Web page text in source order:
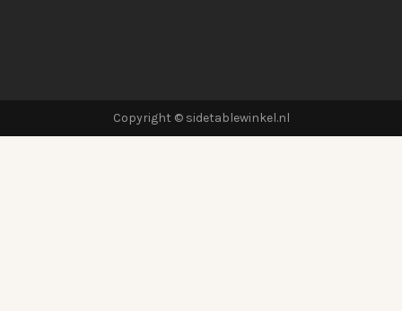
Copyright © sidetablewinkel.nl